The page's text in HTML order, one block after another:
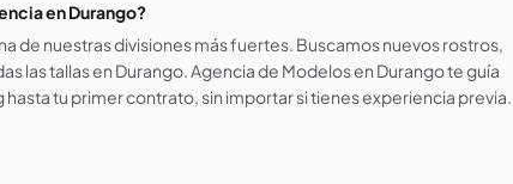
en Durango?
de nuestras divisiones más fuertes. Buscamos nuevos rostros,
las tallas en Durango. Agencia de Modelos en Durango te guía
tu primer contrato, sin importar si tienes experiencia previa.